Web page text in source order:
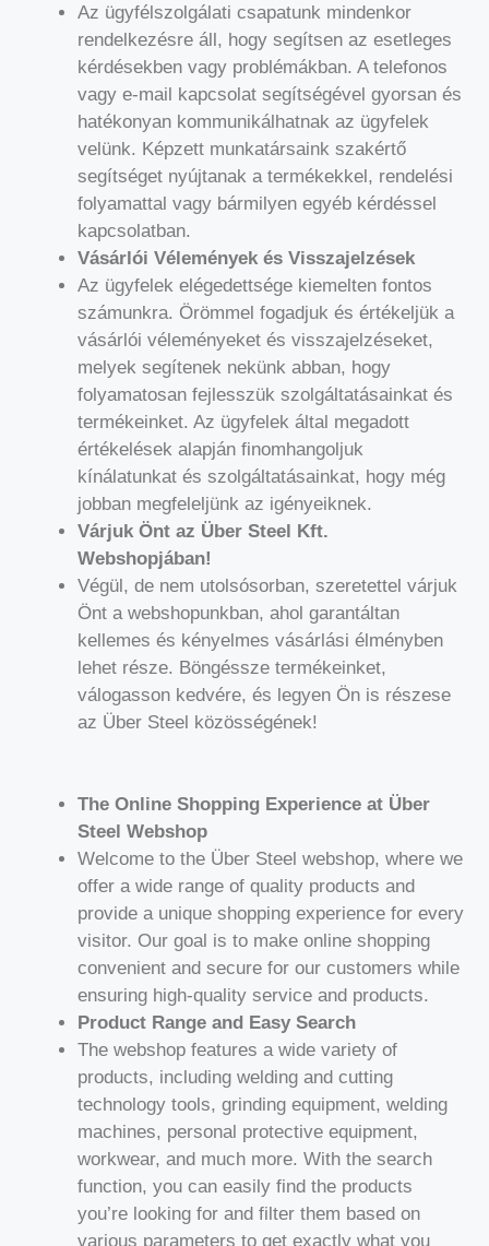
Az ügyfélszolgálati csapatunk mindenkor
rendelkezésre áll, hogy segítsen az esetleges
kérdésekben vagy problémákban. A telefonos
vagy e-mail kapcsolat segítségével gyorsan és
hatékonyan kommunikálhatnak az ügyfelek
velünk. Képzett munkatársaink szakértő
segítséget nyújtanak a termékekkel, rendelési
folyamattal vagy bármilyen egyéb kérdéssel
kapcsolatban.
Vásárlói Vélemények és Visszajelzések
Az ügyfelek elégedettsége kiemelten fontos
számunkra. Örömmel fogadjuk és értékeljük a
vásárlói véleményeket és visszajelzéseket,
melyek segítenek nekünk abban, hogy
folyamatosan fejlesszük szolgáltatásainkat és
termékeinket. Az ügyfelek által megadott
értékelések alapján finomhangoljuk
kínálatunkat és szolgáltatásainkat, hogy még
jobban megfeleljünk az igényeiknek.
Várjuk Önt az Über Steel Kft.
Webshopjában!
Végül, de nem utolsósorban, szeretettel várjuk
Önt a webshopunkban, ahol garantáltan
kellemes és kényelmes vásárlási élményben
lehet része. Böngéssze termékeinket,
válogasson kedvére, és legyen Ön is részese
az Über Steel közösségének!
The Online Shopping Experience at Über
Steel Webshop
Welcome to the Über Steel webshop, where we
offer a wide range of quality products and
provide a unique shopping experience for every
visitor. Our goal is to make online shopping
convenient and secure for our customers while
ensuring high-quality service and products.
Product Range and Easy Search
The webshop features a wide variety of
products, including welding and cutting
technology tools, grinding equipment, welding
machines, personal protective equipment,
workwear, and much more. With the search
function, you can easily find the products
you’re looking for and filter them based on
various parameters to get exactly what you